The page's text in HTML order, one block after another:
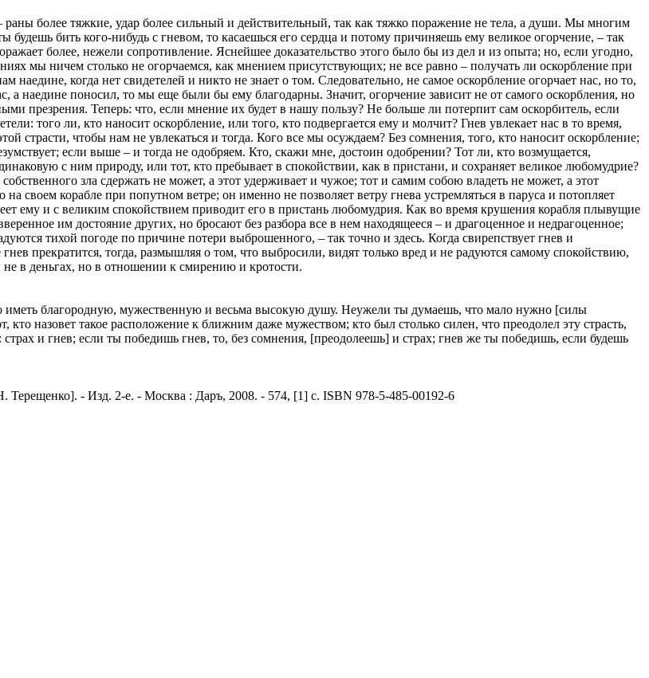
более тяжкие, удар более сильный и действительный, так как тяжко поражение не тела, а души. Мы многим
бить кого-нибудь с гневом, то касаешься его сердца и потому причиняешь ему великое огорчение, – так
более, нежели сопротивление. Яснейшее доказательство этого было бы из дел и из опыта; но, если угодно,
мы ничем столько не огорчаемся, как мнением присутствующих; не все равно – получать ли оскорбление при
наедине, когда нет свидетелей и никто не знает о том. Следовательно, не самое оскорбление огорчает нас, но то,
а наедине поносил, то мы еще были бы ему благодарны. Значит, огорчение зависит не от самого оскорбления, но
презрения. Теперь: что, если мнение их будет в нашу пользу? Не больше ли потерпит сам оскорбитель, если
того ли, кто наносит оскорбление, или того, кто подвергается ему и молчит? Гнев увлекает нас в то время,
страсти, чтобы нам не увлекаться и тогда. Кого все мы осуждаем? Без сомнения, того, кто наносит оскорбление;
если выше – и тогда не одобряем. Кто, скажи мне, достоин одобрении? Тот ли, кто возмущается,
с ним природу, или тот, кто пребывает в спокойствии, как в пристани, и сохраняет великое любомудрие?
зла сдержать не может, а этот удерживает и чужое; тот и самим собою владеть не может, а этот
своем корабле при попутном ветре; он именно не позволяет ветру гнева устремляться в паруса и потопляет
ему и с великим спокойствием приводит его в пристань любомудрия. Как во время крушения корабля плывущие
им достояние других, но бросают без разбора все в нем находящееся – и драгоценное и недрагоценное;
тихой погоде по причине потери выброшенного, – так точно и здесь. Когда свирепствует гнев и
прекратится, тогда, размышляя о том, что выбросили, видят только вред и не радуются самому спокойствию,
в деньгах, но в отношении к смирению и кротости.
иметь благородную, мужественную и весьма высокую душу. Неужели ты думаешь, что мало нужно [силы
назовет такое расположение к ближним даже мужеством; кто был столько силен, что преодолел эту страсть,
страх и гнев; если ты победишь гнев, то, без сомнения, [преодолеешь] и страх; гнев же ты победишь, если будешь
Терещенко]. - Изд. 2-е. - Москва : Даръ, 2008. - 574, [1] с. ISBN 978-5-485-00192-6